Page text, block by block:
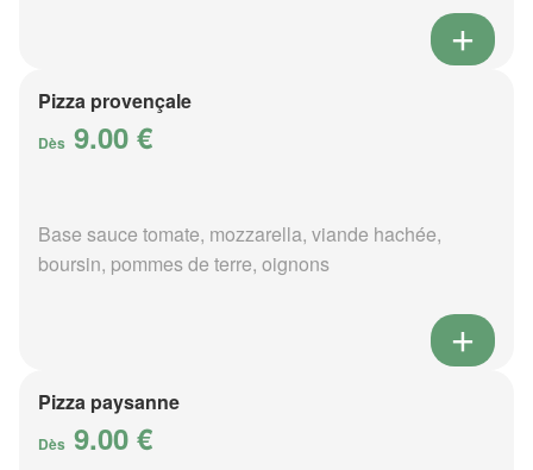
Pizza provençale
Dès 9.00 €
Base sauce tomate, mozzarella, viande hachée,
boursin, pommes de terre, oignons
Pizza paysanne
Dès 9.00 €